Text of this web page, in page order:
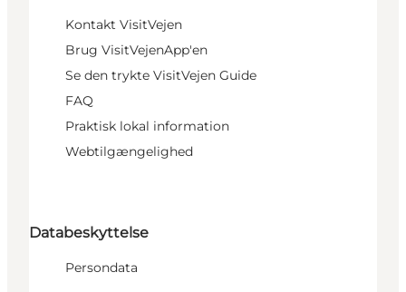
Kontakt VisitVejen
Brug VisitVejenApp'en
Se den trykte VisitVejen Guide
FAQ
Praktisk lokal information
Webtilgængelighed
Databeskyttelse
Persondata